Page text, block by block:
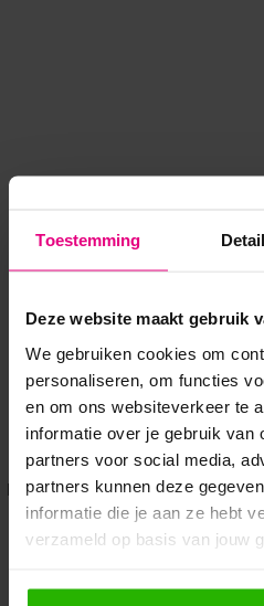
Toestemming
Deze website maakt gebruik
We gebruiken cookies om
personaliseren, om functies
en om ons websiteverkeer te
informatie over je gebruik van
partners voor social media,
partners kunnen deze
informatie die je aan ze hebt
verzameld op basis van jouw
Als je op "Accepteer" klikt,
Application error: a client-side
loadingwww.voordeeluitjes.nl